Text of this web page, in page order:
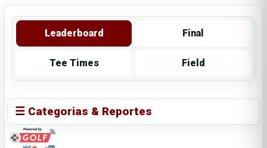
Leaderboard Final
Tee Times Field
☰ Categorias & Reportes